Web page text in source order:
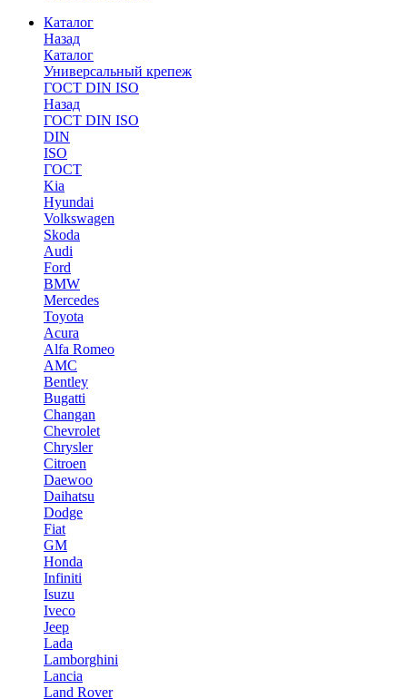
Каталог
Назад
Каталог
Универсальный крепеж
ГОСТ DIN ISO
Назад
ГОСТ DIN ISO
DIN
ISO
ГОСТ
Kia
Hyundai
Volkswagen
Skoda
Audi
Ford
BMW
Mercedes
Toyota
Acura
Alfa Romeo
AMC
Bentley
Bugatti
Changan
Chevrolet
Chrysler
Citroen
Daewoo
Daihatsu
Dodge
Fiat
GM
Honda
Infiniti
Isuzu
Iveco
Jeep
Lada
Lamborghini
Lancia
Land Rover